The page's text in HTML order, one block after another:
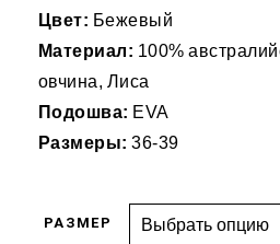
Цвет: Бежевый
Материал: 100%
овчина, Лиса
Подошва: EVA
Размеры:36-39
РАЗМЕР